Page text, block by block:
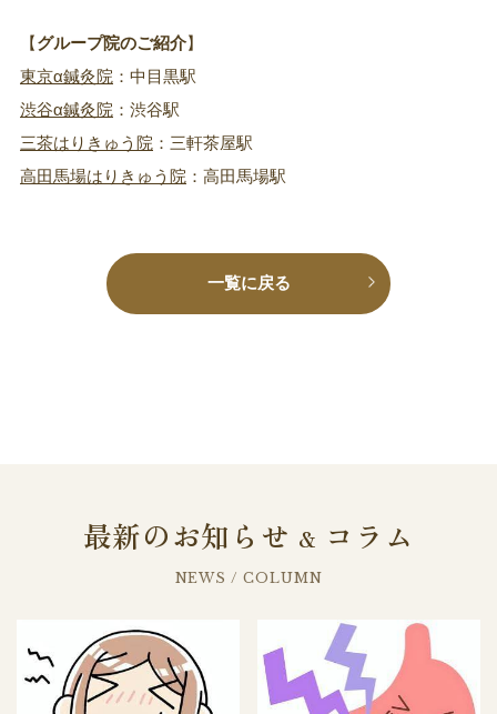
【グループ院のご紹介】
東京α鍼灸院 ：中目黒駅
渋谷α鍼灸院 ：渋谷駅
三茶はりきゅう院 ：三軒茶屋駅
高田馬場はりきゅう院 ：高田馬場駅
一覧に戻る
最新のお知らせ & コラム
NEWS / COLUMN